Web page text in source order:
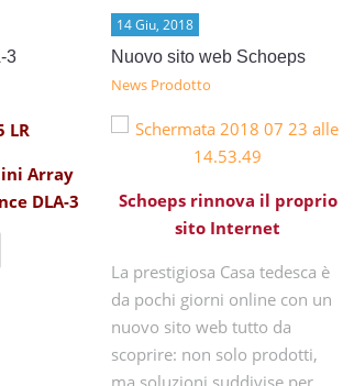
3
Array
DLA-3
14 Giu, 2018
Nuovo sito web Schoeps
News Prodotto
Schoeps rinnova il proprio
sito Internet
La prestigiosa Casa tedesca è
da pochi giorni online con un
nuovo sito web tutto da
scoprire: non solo prodotti,
ma soluzioni suddivise per